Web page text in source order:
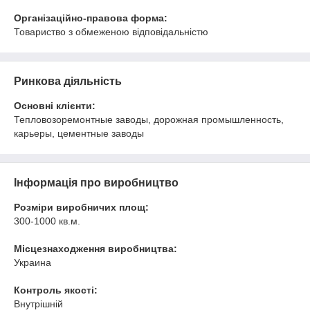
Організаційно-правова форма:
Товариство з обмеженою відповідальністю
Ринкова діяльність
Основні клієнти:
Тепловозоремонтные заводы, дорожная промышленность,
карьеры, цементные заводы
Інформація про виробництво
Розміри виробничих площ:
300-1000 кв.м.
Місцезнаходження виробництва:
Украина
Контроль якості:
Внутрішній